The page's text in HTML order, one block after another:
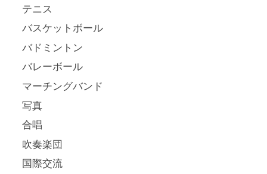
テニス
バスケットボール
バドミントン
バレーボール
マーチングバンド
写真
合唱
吹奏楽団
国際交流